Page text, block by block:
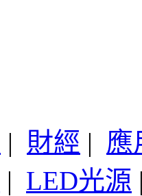
| 財經 | 應
| LED光源